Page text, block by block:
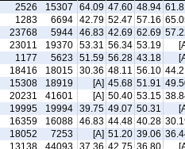
48.94
47.60
64.09
15307
2526
57.16
52.47
42.79
6694
1283
62.69
42.69
46.83
5944
23768
53.19
56.34
53.31
19370
23011
43.18
56.28
51.59
5623
1177
56.10
48.11
30.36
18015
18416
51.91
45.68
[A]
18919
15308
53.15
50.40
[A]
41601
20231
50.31
49.07
39.75
19994
19995
40.28
44.48
46.83
16088
16359
39.06
51.20
[A]
7253
18052
36.80
42.75
37.36
44093
13138